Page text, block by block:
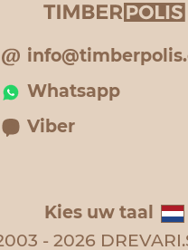
Whatsapp
Viber
Kies uw taal
- 2026